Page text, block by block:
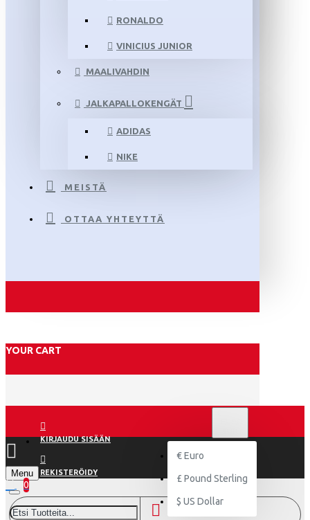
RONALDO
VINICIUS JUNIOR
MAALIVAHDIN
JALKAPALLOKENGÄT
ADIDAS
NIKE
MEISTÄ
OTTAA YHTEYTTÄ
YOUR CART
KIRJAUDU SISÄÄN
REKISTERÖIDY
€ Euro
£ Pound Sterling
$ US Dollar
Menu
0